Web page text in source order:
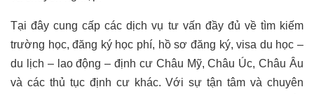
Tại đây cung cấp các dịch vụ tư vấn đầy đủ về tìm kiếm
trường học, đăng ký học phí, hồ sơ đăng ký, visa du học –
du lịch – lao động – định cư Châu Mỹ, Châu Úc, Châu Âu
và các thủ tục định cư khác. Với sự tận tâm và chuyên